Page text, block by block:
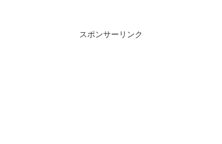
スポンサーリンク